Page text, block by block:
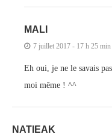
MALI
7 juillet 2017 - 17 h 25 min
Eh oui, je ne le savais
moi même ! ^^
NATIEAK